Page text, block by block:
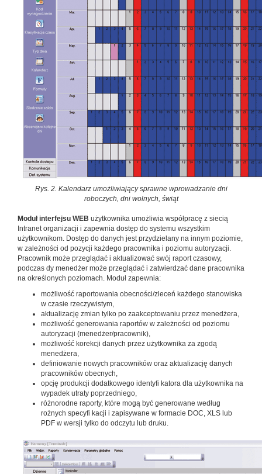
Rys. 2. Kalendarz umożliwiający sprawne wprowadzanie dni
roboczych, dni wolnych, świąt
Moduł interfejsu WEB użytkownika umożliwia współpracę z siecią
Intranet organizacji i zapewnia dostęp do systemu wszystkim
użytkownikom. Dostęp do danych jest przydzielany na innym poziomie,
w zależności od pozycji każdego pracownika i poziomu autoryzacji.
Pracownik może przeglądać i aktualizować swój raport czasowy,
podczas dy menedżer może przeglądać i zatwierdzać dane pracownika
na określonych poziomach. Moduł zapewnia:
możliwość raportowania obecności/zleceń każdego stanowiska
w czasie rzeczywistym,
aktualizację zmian tylko po zaakceptowaniu przez menedżera,
możliwość generowania raportów w zależności od poziomu
autoryzacji (menedżer/pracownik),
możliwość korekcji danych przez użytkownika za zgodą
menedżera,
definiowanie nowych pracowników oraz aktualizację danych
pracowników obecnych,
opcję produkcji dodatkowego identyfi katora dla użytkownika na
wypadek utraty poprzedniego,
różnorodne raporty, które mogą być generowane według
rożnych specyfi kacji i zapisywane w formacie DOC, XLS lub
PDF w wersji tylko do odczytu lub druku.